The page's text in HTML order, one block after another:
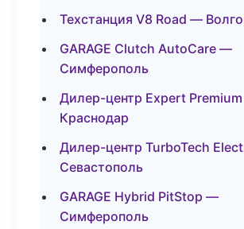
Техстанция V8 Road —
GARAGE Clutch AutoCare —
Симферополь
Дилер-центр Expert
Краснодар
Дилер-центр TurboTech
Севастополь
GARAGE Hybrid PitStop —
Симферополь